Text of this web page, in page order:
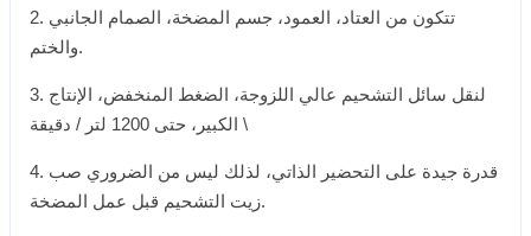
2. تتكون من العتاد، العمود، جسم المضخة، الصمام الجانبي
والختم.
3. لنقل سائل التشحيم عالي اللزوجة، الضغط المنخفض، الإنتاج
الكبير، حتى 1200 لتر / دقيقة \
4. قدرة جيدة على التحضير الذاتي، لذلك ليس من الضروري صب
زيت التشحيم قبل عمل المضخة.